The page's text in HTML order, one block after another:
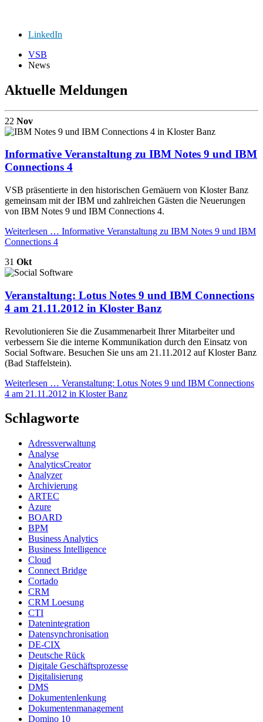
LinkedIn
VSB
News
Aktuelle Meldungen
22 Nov
Informative Veranstaltung zu IBM Notes 9 und IBM
Connections 4
VSB präsentierte in den historischen Gemäuern von Kloster Banz
gemeinsam mit der IBM und zahlreichen Gästen die Neuerungen
von IBM Notes 9 und IBM Connections 4.
Weiterlesen … Informative Veranstaltung zu IBM Notes 9 und IBM
Connections 4
31 Okt
Veranstaltung: Lotus Notes 9 und IBM Connections
4 am 21.11.2012 in Kloster Banz
Revolutionieren Sie die Zusammenarbeit Ihrer Mitarbeiter und
verbessern Sie die interne Kommunikation durch den Einsatz von
Social Software. Besuchen Sie uns am 21.11.2012 auf Kloster Banz
(Bad Staffelstein).
Weiterlesen … Veranstaltung: Lotus Notes 9 und IBM Connections
4 am 21.11.2012 in Kloster Banz
Schlagworte
Adressverwaltung
Analyse
AnalyticsCreator
Analyzer
Archivierung
ARTEC
Azure
BOARD
BPM
Business Analytics
Business Intelligence
Cloud
Connect Bridge
Cortado
CRM
CRM Loesung
CTI
Datenintegration
Datensynchronisation
DE-CIX
Deutsche Rück
Digitale Geschäftsprozesse
Digitalisierung
DMS
Dokumentenlenkung
Dokumentenmanagement
Domino 10